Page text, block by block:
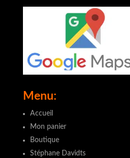
Menu:
Accueil
Mon panier
Boutique
Stéphane Davidts